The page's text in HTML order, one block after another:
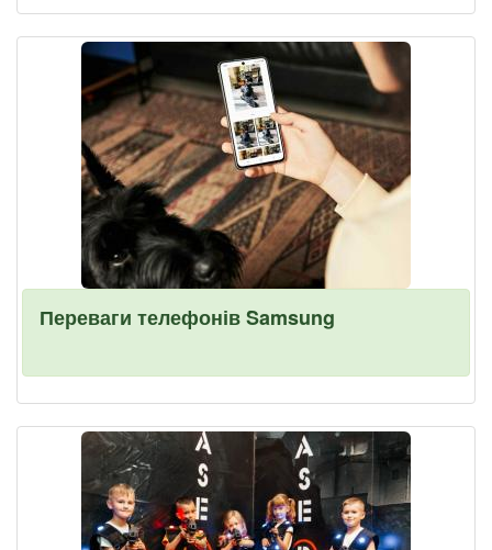
Переваги телефонів Samsung